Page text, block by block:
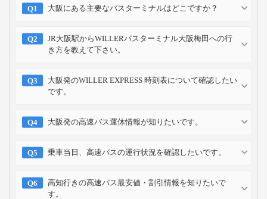
大阪にある主要なバスターミナルはどこですか？
JR大阪駅からWILLERバスターミナル大阪梅田への行
き方を教えて下さい。
大阪発のWILLER EXPRESS 時刻表について確認したい
です。
大阪発の高速バス運休情報が知りたいです。
乗車当日、高速バスの運行状況を確認したいです。
高知行きの高速バス最安値・割引情報を知りたいで
す。